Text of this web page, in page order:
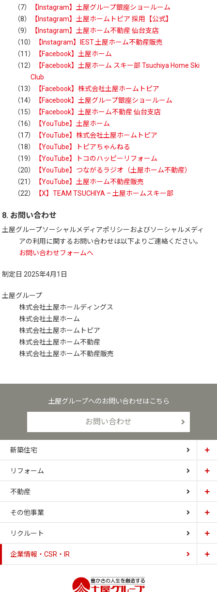
（7）
【Instagram】土屋グループ銀座ショールーム
（8）
【Instagram】土屋ホームトピア 採用【公式】
（9）
【Instagram】土屋ホーム不動産 仙台支店
（10）
【Instagram】IEST.土屋ホーム不動産販売
（11）
【Facebook】土屋ホーム
（12）
【Facebook】土屋ホーム スキー部 Tsuchiya Home Ski
Club
（13）
【Facebook】株式会社土屋ホームトピア
（14）
【Facebook】土屋グループ銀座ショールーム
（15）
【Facebook】土屋ホーム不動産 仙台支店
（16）
【YouTube】土屋ホーム
（17）
【YouTube】株式会社土屋ホームトピア
（18）
【YouTube】トピアちゃんねる
（19）
【YouTube】トコのハッピーリフォーム
（20）
【YouTube】つながるラジオ（土屋ホーム不動産）
（21）
【YouTube】土屋ホーム不動産販売
（22）
【X】TEAM TSUCHIYA – 土屋ホームスキー部
8. お問い合わせ
土屋グループソーシャルメディアポリシーおよびソーシャルメディ
アの利用に関するお問い合わせは以下よりご連絡ください。
お問い合わせフォームへ
制定日 2025年4月1日
土屋グループ
株式会社土屋ホールディングス
株式会社土屋ホーム
株式会社土屋ホームトピア
株式会社土屋ホーム不動産
株式会社土屋ホーム不動産販売
土屋グループへのお問い合わせはこちら
お問い合わせ
新築住宅
土屋ホーム
CARDINAL HOUSE
LIZNAS
リフォーム
土屋ホームトピア
不動産
土屋ホーム不動産
その他事業
土屋ホームレジデンス
土屋ソーラーファクトリー
リクルート
企業情報・CSR・IR